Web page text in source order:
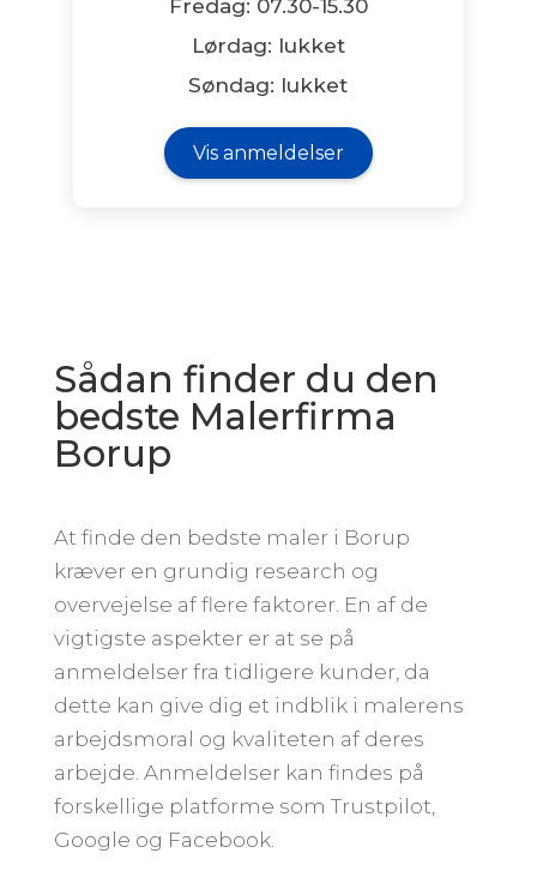
Fredag: 07.30-15.30
Lørdag: lukket
Søndag: lukket
Vis anmeldelser
Sådan finder du den
bedste Malerfirma
Borup
At finde den bedste maler i Borup
kræver en grundig research og
overvejelse af flere faktorer. En af de
vigtigste aspekter er at se på
anmeldelser fra tidligere kunder, da
dette kan give dig et indblik i malerens
arbejdsmoral og kvaliteten af deres
arbejde. Anmeldelser kan findes på
forskellige platforme som Trustpilot,
Google og Facebook.